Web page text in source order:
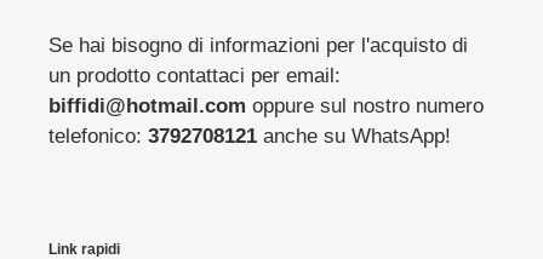
Se hai bisogno di informazioni per l'acquisto di
un prodotto contattaci per email:
biffidi@hotmail.com oppure sul nostro numero
telefonico: 3792708121 anche su WhatsApp!
Link rapidi